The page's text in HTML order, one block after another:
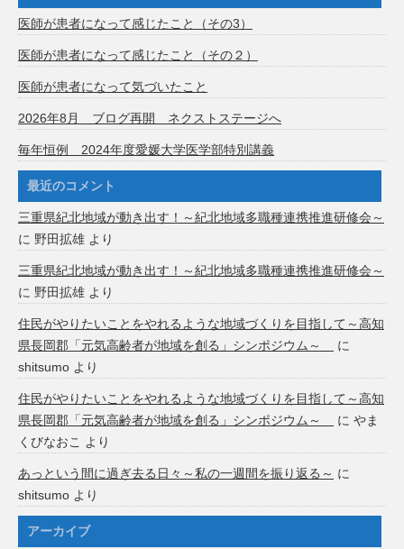
医師が患者になって感じたこと（その3）
医師が患者になって感じたこと（その２）
医師が患者になって気づいたこと
2026年8月 ブログ再開 ネクストステージへ
毎年恒例 2024年度愛媛大学医学部特別講義
最近のコメント
三重県紀北地域が動き出す！～紀北地域多職種連携推進研修会～
に 野田拡雄 より
三重県紀北地域が動き出す！～紀北地域多職種連携推進研修会～
に 野田拡雄 より
住民がやりたいことをやれるような地域づくりを目指して～高知
県長岡郡「元気高齢者が地域を創る」シンポジウム～
に
shitsumo より
住民がやりたいことをやれるような地域づくりを目指して～高知
県長岡郡「元気高齢者が地域を創る」シンポジウム～
に やま
くびなおこ
より
あっという間に過ぎ去る日々～私の一週間を振り返る～ に
shitsumo より
アーカイブ